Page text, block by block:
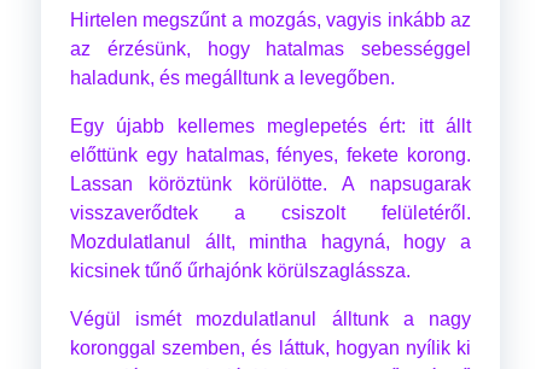
Hirtelen megszűnt a mozgás, vagyis inkább az
az érzésünk, hogy hatalmas sebességgel
haladunk, és megálltunk a levegőben.
Egy újabb kellemes meglepetés ért: itt állt
előttünk egy hatalmas, fényes, fekete korong.
Lassan köröztünk körülötte. A napsugarak
visszaverődtek a csiszolt felületéről.
Mozdulatlanul állt, mintha hagyná, hogy a
kicsinek tűnő űrhajónk körülszaglássza.
Végül ismét mozdulatlanul álltunk a nagy
koronggal szemben, és láttuk, hogyan nyílik ki